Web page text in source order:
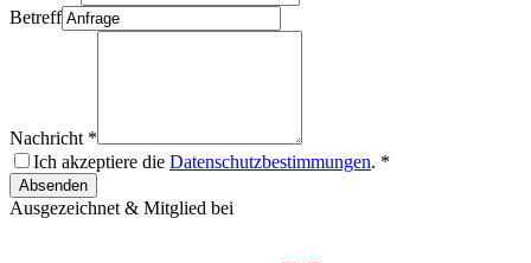
Betreff
Nachricht *
Ich akzeptiere die Datenschutzbestimmungen. *
Absenden
Ausgezeichnet & Mitglied bei